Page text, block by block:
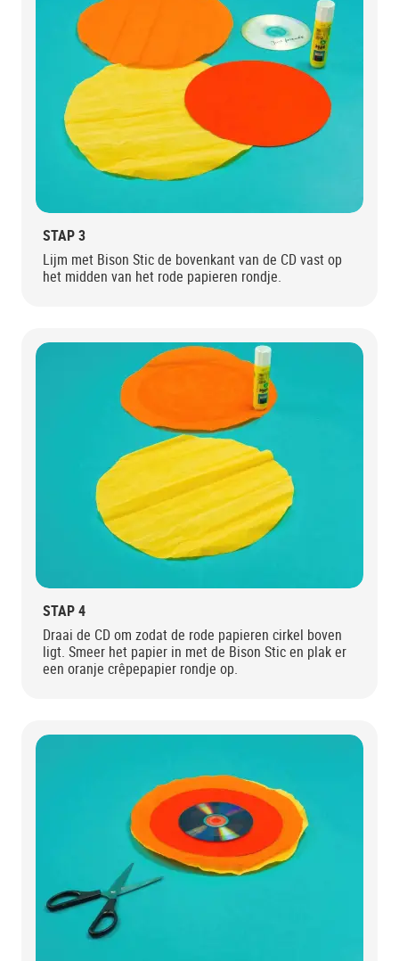
STAP 3
Lijm met Bison Stic de bovenkant van de CD vast op
het midden van het rode papieren rondje.
STAP 4
Draai de CD om zodat de rode papieren cirkel boven
ligt. Smeer het papier in met de Bison Stic en plak er
een oranje crêpepapier rondje op.